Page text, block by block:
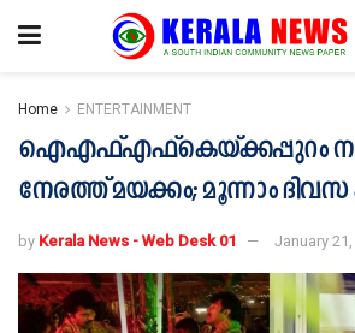
Home ENTERTAINMENT
ഐഎഫ്എഫ്കെയ്ക്കപ്പുറം
നേരത്ത് മയക്കം; മൂന്നാം
by Kerala News - Web Desk 01 January